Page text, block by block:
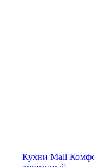
Кухни Mall